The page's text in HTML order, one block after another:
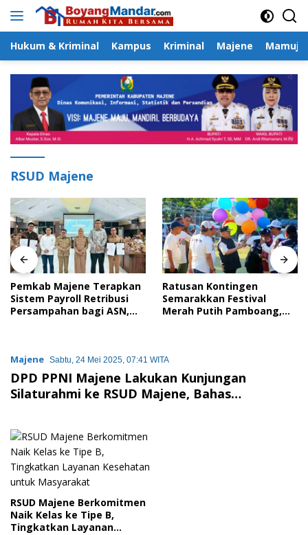
Langsung
Hukum & Kriminal Kampus Kriminal Majene Mamuju
RSUD Majene
Pemkab Majene Terapkan
Sistem Payroll Retribusi
Persampahan bagi ASN,
Ratusan Kontingen
Semarakkan Festival
Merah Putih Pamboang,
Majene Sabtu, 24 Mei 2025, 07:41 WITA
DPD PPNI Majene Lakukan Kunjungan
Silaturahmi ke RSUD Majene, Bahas
RSUD Majene Berkomitmen
Naik Kelas ke Tipe B,
Tingkatkan Layanan